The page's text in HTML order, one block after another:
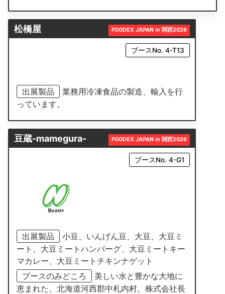
松橋屋 FOODEX JAPAN in 関西2026
ブースNo. 4-T13
出展製品
業務用冷凍食品の製造、輸入を行
っています。
豆蔵-mamegura- FOODEX JAPAN in 関西2026
ブースNo. 4-G1
出展製品
小豆、いんげん豆、大豆、大豆ミ
ート、大豆ミートハンバーグ、大豆ミートキー
マカレー、大豆ミートチキンナゲット
ブースのみどころ
美しい水と豊かな大地に
恵まれた、北海道河西郡中札内村。株式会社長